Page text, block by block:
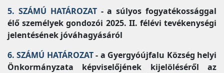
5. SZÁMÚ HATÁROZAT- a súlyos fogyatékossággal
élő személyek gondozói 2025. II. félévi tevékenységi
jelentésének jóváhagyásáról
6. SZÁMÚ HATÁROZAT- a Gyergyóújfalu Község helyi
Önkormányzata képviselőjének kijelöléséről az